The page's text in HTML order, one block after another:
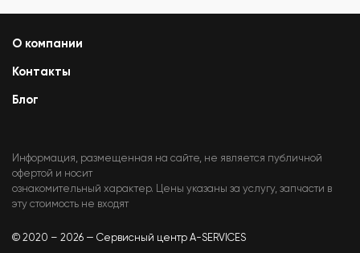
О компании
Контакты
Блог
Информация, размещенная на сайте, не является публичной
офертой и носит
ознакомительный характер. Цены указаны за услугу, запчасти в
эту стоимость не входят
© 2020 – 2026 — Сервисный центр A-SERVICES